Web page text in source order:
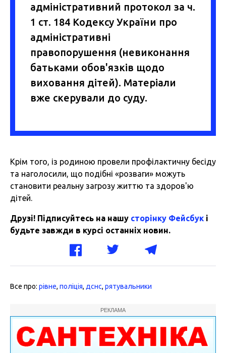
адміністративний протокол за ч.
1 ст. 184 Кодексу України про
адміністративні
правопорушення (невиконання
батьками обов'язків щодо
виховання дітей). Матеріали
вже скерували до суду.
Крім того, із родиною провели профілактичну бесіду
та наголосили, що подібні «розваги» можуть
становити реальну загрозу життю та здоров'ю
дітей.
Друзі! Підписуйтесь на нашу сторінку Фейсбук і
будьте завжди в курсі останніх новин.
Все про: рівне, поліція, дснс, рятувальники
РЕКЛАМА